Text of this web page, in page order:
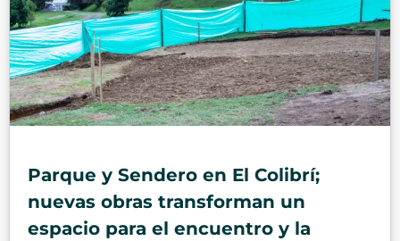
Parque y Sendero en El Colibrí;
nuevas obras transforman un
espacio para el encuentro y la